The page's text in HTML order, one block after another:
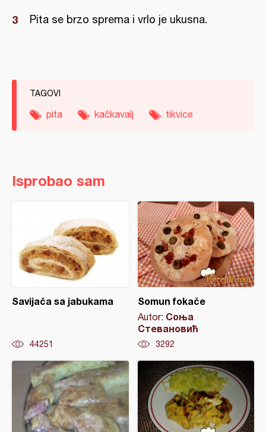
Pita se brzo sprema i vrlo je ukusna.
TAGOVI
pita kačkavalj tikvice
Isprobao sam
Savijača sa jabukama
44251
Somun fokače
Autor: Соња
Стевановић
3292